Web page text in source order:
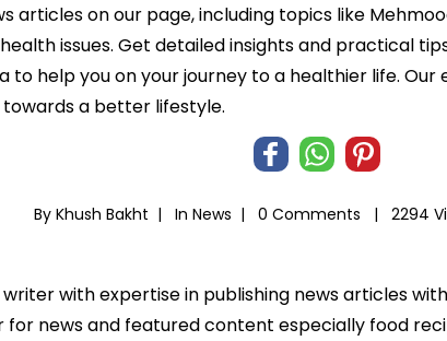
articles on our page, including topics like
issues. Get detailed insights and practical
to help you on your journey to a healthier life.
a better lifestyle.
By Khush Bakht | In News | 0 Comments | 2294
with expertise in publishing news articles
news and featured content especially food